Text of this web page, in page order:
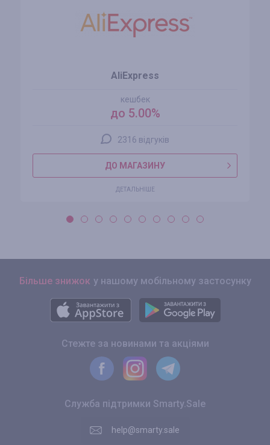
AliExpress
кешбек
до 5.00%
2316 відгуків
ДО МАГАЗИНУ
ДЕТАЛЬНІШЕ
Більше знижок у нашому мобільному застосунку
Стежте за новинами та акціями
Служба підтримки Smarty.Sale
help@smarty.sale